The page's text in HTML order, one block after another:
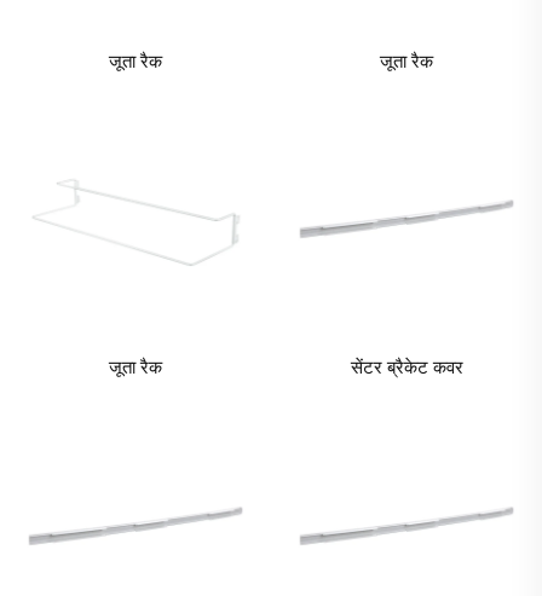
जूता रैक जूता रैक
जूता रैक सेंटर ब्रैकेट कवर